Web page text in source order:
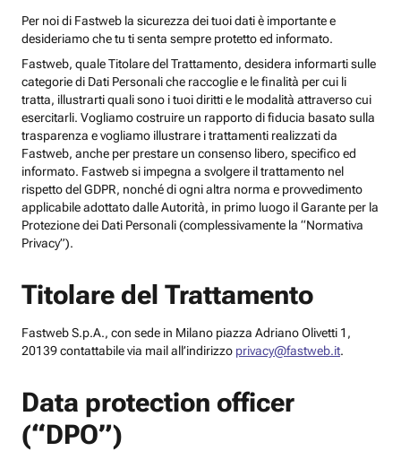
Per noi di Fastweb la sicurezza dei tuoi dati è importante e
desideriamo che tu ti senta sempre protetto ed informato.
Fastweb, quale Titolare del Trattamento, desidera informarti sulle
categorie di Dati Personali che raccoglie e le finalità per cui li
tratta, illustrarti quali sono i tuoi diritti e le modalità attraverso cui
esercitarli. Vogliamo costruire un rapporto di fiducia basato sulla
trasparenza e vogliamo illustrare i trattamenti realizzati da
Fastweb, anche per prestare un consenso libero, specifico ed
informato. Fastweb si impegna a svolgere il trattamento nel
rispetto del GDPR, nonché di ogni altra norma e provvedimento
applicabile adottato dalle Autorità, in primo luogo il Garante per la
Protezione dei Dati Personali (complessivamente la “Normativa
Privacy”).
Titolare del Trattamento
Fastweb S.p.A., con sede in Milano piazza Adriano Olivetti 1,
20139 contattabile via mail all’indirizzo privacy@fastweb.it.
Data protection officer
(“DPO”)